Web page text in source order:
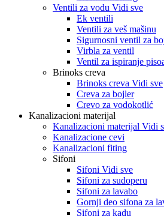
Ventili za vodu Vidi sve
Ek ventili
Ventili za veš mašinu
Sigurnosni ventil za
Virbla za ventil
Ventil za ispiranje
Brinoks creva
Brinoks creva Vidi sve
Creva za bojler
Crevo za vodokotlić
Kanalizacioni materijal
Kanalizacioni materijal Vidi
Kanalizacione cevi
Kanalizacioni fiting
Sifoni
Sifoni Vidi sve
Sifoni za sudoperu
Sifoni za lavabo
Gornji deo sifona za
Sifoni za kadu